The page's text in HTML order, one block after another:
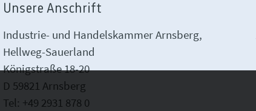
Unsere Anschrift
Industrie- und Handelskammer Arnsberg,
Hellweg-Sauerland
Königstraße 18-20
D 59821 Arnsberg
Tel: +49 2931 878 0